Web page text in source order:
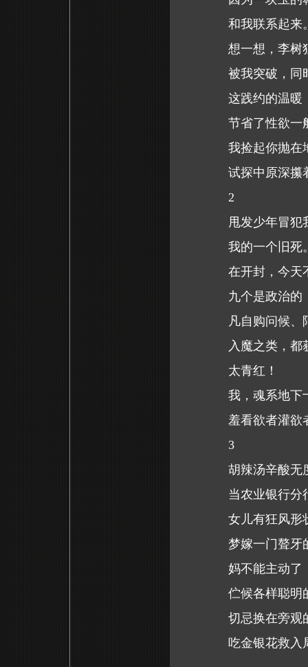
和我联系起来
想一想，李树
被我突破，同
这践约的温暖
节省了性欲一
我捡起你抛在
试探中原深攥
2
甩发少年冒犯
我的一个旧死
在开封，今天
九个是政治的
凡自购问候、
入魔之类，都
太青红！
我，魂系地下
羞看欲者灌欲
3
胡辣汤辛酸无
当农业银行分
女儿有狂风形
梦嫁一门聱牙
妈不能主动了
伫候各样聪明
切忌换在旁观
吃金银花救入